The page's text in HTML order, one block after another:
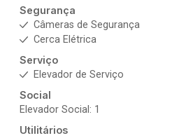
Segurança
Câmeras de Segurança
Cerca Elétrica
Serviço
Elevador de Serviço
Social
Elevador Social: 1
Utilitários